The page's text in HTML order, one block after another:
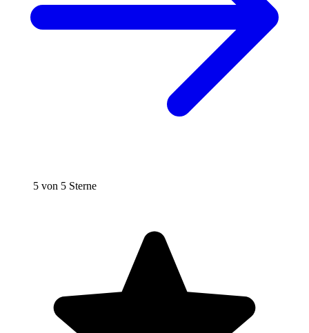
5 von 5 Sterne